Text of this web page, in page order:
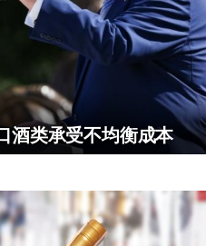
酒类承受不均衡成本